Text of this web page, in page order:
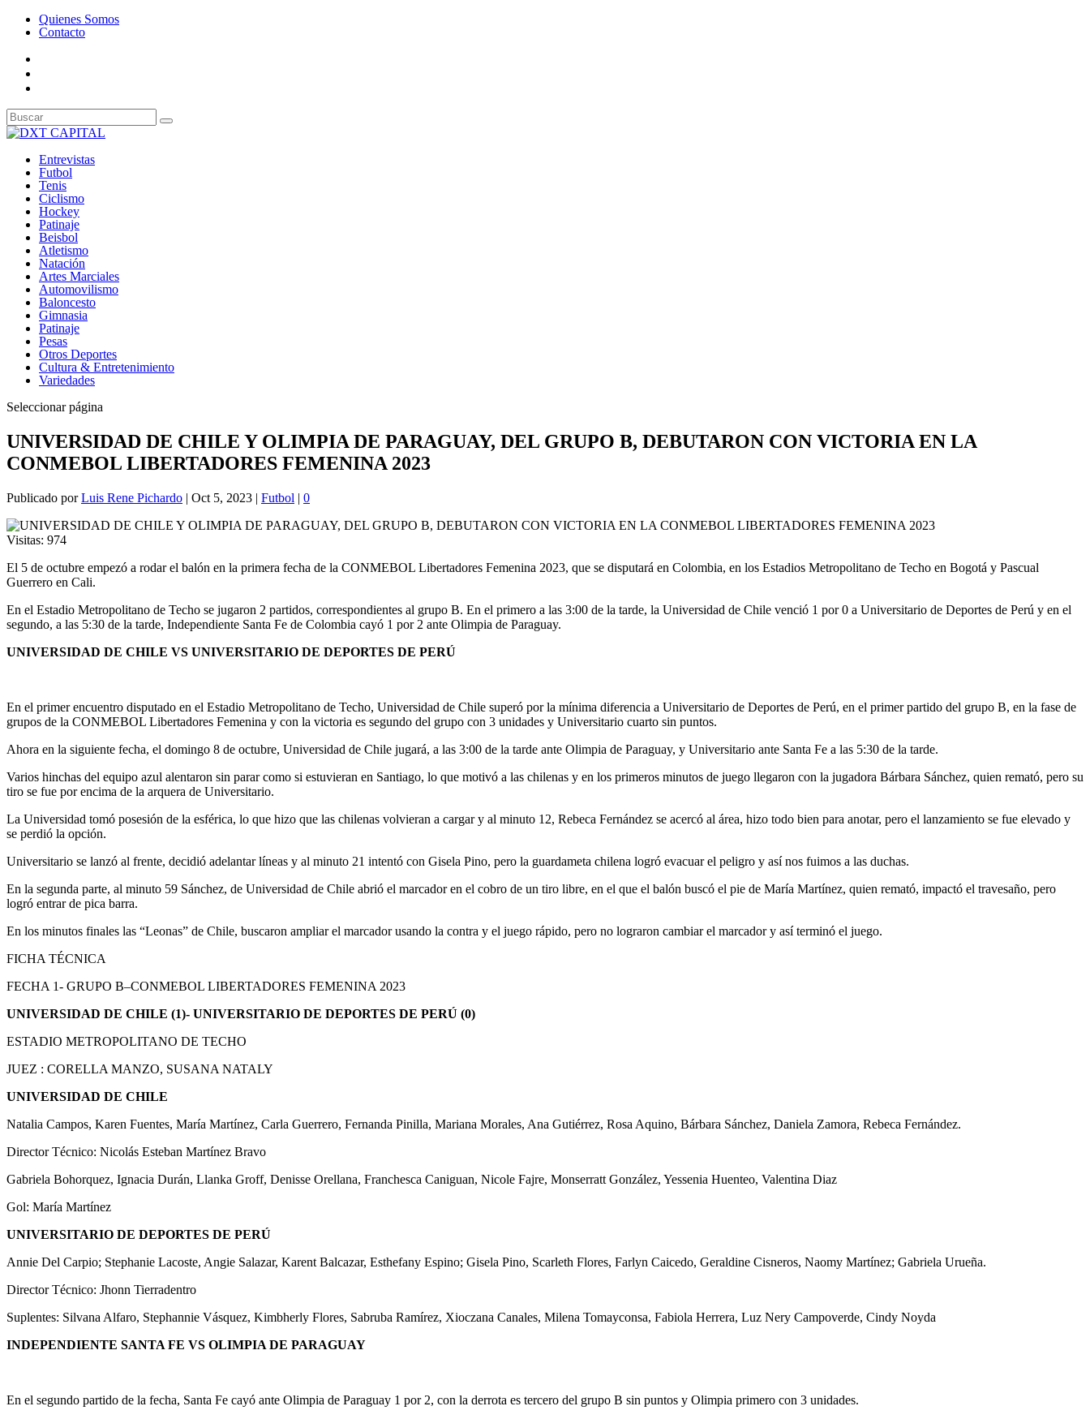
Quienes Somos
Contacto
Entrevistas
Futbol
Tenis
Ciclismo
Hockey
Patinaje
Beisbol
Atletismo
Natación
Artes Marciales
Automovilismo
Baloncesto
Gimnasia
Patinaje
Pesas
Otros Deportes
Cultura & Entretenimiento
Variedades
Seleccionar página
UNIVERSIDAD DE CHILE Y OLIMPIA DE PARAGUAY, DEL GRUPO B, DEBUTARON CON VICTORIA EN LA
CONMEBOL LIBERTADORES FEMENINA 2023
Publicado porLuis Rene Pichardo | Oct 5, 2023 | Futbol | 0
Visitas: 974
El 5 de octubre empezó a rodar el balón en la primera fecha de la CONMEBOL Libertadores Femenina 2023, que se disputará en Colombia, en los Estadios Metropolitano de Techo en Bogotá y Pascual
Guerrero en Cali.
En el Estadio Metropolitano de Techo se jugaron 2 partidos, correspondientes al grupo B. En el primero a las 3:00 de la tarde, la Universidad de Chile venció 1 por 0 a Universitario de Deportes de Perú y en el
segundo, a las 5:30 de la tarde, Independiente Santa Fe de Colombia cayó 1 por 2 ante Olimpia de Paraguay.
UNIVERSIDAD DE CHILE VS UNIVERSITARIO DE DEPORTES DE PERÚ
En el primer encuentro disputado en el Estadio Metropolitano de Techo, Universidad de Chile superó por la mínima diferencia a Universitario de Deportes de Perú, en el primer partido del grupo B, en la fase de
grupos de la CONMEBOL Libertadores Femenina y con la victoria es segundo del grupo con 3 unidades y Universitario cuarto sin puntos.
Ahora en la siguiente fecha, el domingo 8 de octubre, Universidad de Chile jugará, a las 3:00 de la tarde ante Olimpia de Paraguay, y Universitario ante Santa Fe a las 5:30 de la tarde.
Varios hinchas del equipo azul alentaron sin parar como si estuvieran en Santiago, lo que motivó a las chilenas y en los primeros minutos de juego llegaron con la jugadora Bárbara Sánchez, quien remató, pero su
tiro se fue por encima de la arquera de Universitario.
La Universidad tomó posesión de la esférica, lo que hizo que las chilenas volvieran a cargar y al minuto 12, Rebeca Fernández se acercó al área, hizo todo bien para anotar, pero el lanzamiento se fue elevado y
se perdió la opción.
Universitario se lanzó al frente, decidió adelantar líneas y al minuto 21 intentó con Gisela Pino, pero la guardameta chilena logró evacuar el peligro y así nos fuimos a las duchas.
En la segunda parte, al minuto 59 Sánchez, de Universidad de Chile abrió el marcador en el cobro de un tiro libre, en el que el balón buscó el pie de María Martínez, quien remató, impactó el travesaño, pero
logró entrar de pica barra.
En los minutos finales las “Leonas” de Chile, buscaron ampliar el marcador usando la contra y el juego rápido, pero no lograron cambiar el marcador y así terminó el juego.
FICHA TÉCNICA
FECHA 1- GRUPO B–CONMEBOL LIBERTADORES FEMENINA 2023
UNIVERSIDAD DE CHILE (1)- UNIVERSITARIO DE DEPORTES DE PERÚ (0)
ESTADIO METROPOLITANO DE TECHO
JUEZ : CORELLA MANZO, SUSANA NATALY
UNIVERSIDAD DE CHILE
Natalia Campos, Karen Fuentes, María Martínez, Carla Guerrero, Fernanda Pinilla, Mariana Morales, Ana Gutiérrez, Rosa Aquino, Bárbara Sánchez, Daniela Zamora, Rebeca Fernández.
Director Técnico: Nicolás Esteban Martínez Bravo
Gabriela Bohorquez, Ignacia Durán, Llanka Groff, Denisse Orellana, Franchesca Caniguan, Nicole Fajre, Monserratt González, Yessenia Huenteo, Valentina Diaz
Gol: María Martínez
UNIVERSITARIO DE DEPORTES DE PERÚ
Annie Del Carpio; Stephanie Lacoste, Angie Salazar, Karent Balcazar, Esthefany Espino; Gisela Pino, Scarleth Flores, Farlyn Caicedo, Geraldine Cisneros, Naomy Martínez; Gabriela Urueña.
Director Técnico: Jhonn Tierradentro
Suplentes: Silvana Alfaro, Stephannie Vásquez, Kimbherly Flores, Sabruba Ramírez, Xioczana Canales, Milena Tomayconsa, Fabiola Herrera, Luz Nery Campoverde, Cindy Noyda
INDEPENDIENTE SANTA FE VS OLIMPIA DE PARAGUAY
En el segundo partido de la fecha, Santa Fe cayó ante Olimpia de Paraguay 1 por 2, con la derrota es tercero del grupo B sin puntos y Olimpia primero con 3 unidades.